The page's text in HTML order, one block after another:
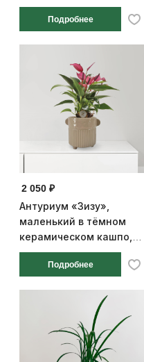
Подробнее
2 050 ₽
Антуриум «Зизу»,
маленький в тёмном
керамическом кашпо,
диаметр горшка 9 см,
высота 25 см
Подробнее